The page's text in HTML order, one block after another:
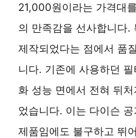
21,000원이라는 가격대
의 만족감을 선사합니다.
제작되었다는 점에서 품
니다. 기존에 사용하던
화 성능 면에서 전혀 뒤
었습니다. 이는 다이슨
제품임에도 불구하고 뛰